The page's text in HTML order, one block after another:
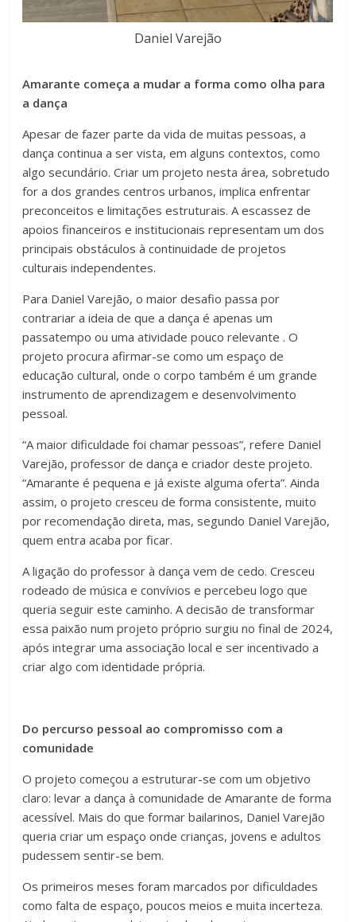
Daniel Varejão
Amarante começa a mudar a forma como olha para
a dança
Apesar de fazer parte da vida de muitas pessoas, a
dança continua a ser vista, em alguns contextos, como
algo secundário. Criar um projeto nesta área, sobretudo
for a dos grandes centros urbanos, implica enfrentar
preconceitos e limitações estruturais. A escassez de
apoios financeiros e institucionais representam um dos
principais obstáculos à continuidade de projetos
culturais independentes.
Para Daniel Varejão, o maior desafio passa por
contrariar a ideia de que a dança é apenas um
passatempo ou uma atividade pouco relevante . O
projeto procura afirmar-se como um espaço de
educação cultural, onde o corpo também é um grande
instrumento de aprendizagem e desenvolvimento
pessoal.
“A maior dificuldade foi chamar pessoas”, refere Daniel
Varejão, professor de dança e criador deste projeto.
“Amarante é pequena e já existe alguma oferta”. Ainda
assim, o projeto cresceu de forma consistente, muito
por recomendação direta, mas, segundo Daniel Varejão,
quem entra acaba por ficar.
A ligação do professor à dança vem de cedo. Cresceu
rodeado de música e convívios e percebeu logo que
queria seguir este caminho. A decisão de transformar
essa paixão num projeto próprio surgiu no final de 2024,
após integrar uma associação local e ser incentivado a
criar algo com identidade própria.
Do percurso pessoal ao compromisso com a
comunidade
O projeto começou a estruturar-se com um objetivo
claro: levar a dança à comunidade de Amarante de forma
acessível. Mais do que formar bailarinos, Daniel Varejão
queria criar um espaço onde crianças, jovens e adultos
pudessem sentir-se bem.
Os primeiros meses foram marcados por dificuldades
como falta de espaço, poucos meios e muita incerteza.